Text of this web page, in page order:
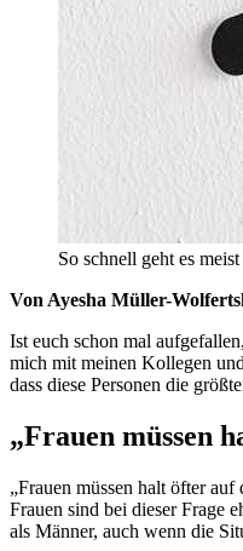
So schnell geht es
Von Ayesha Müller-
Ist euch schon mal
mich mit meinen Kollegen
dass diese Personen die
„Frauen müssen
„Frauen müssen halt öfter
Frauen sind bei dieser Frage
als Männer, auch wenn die